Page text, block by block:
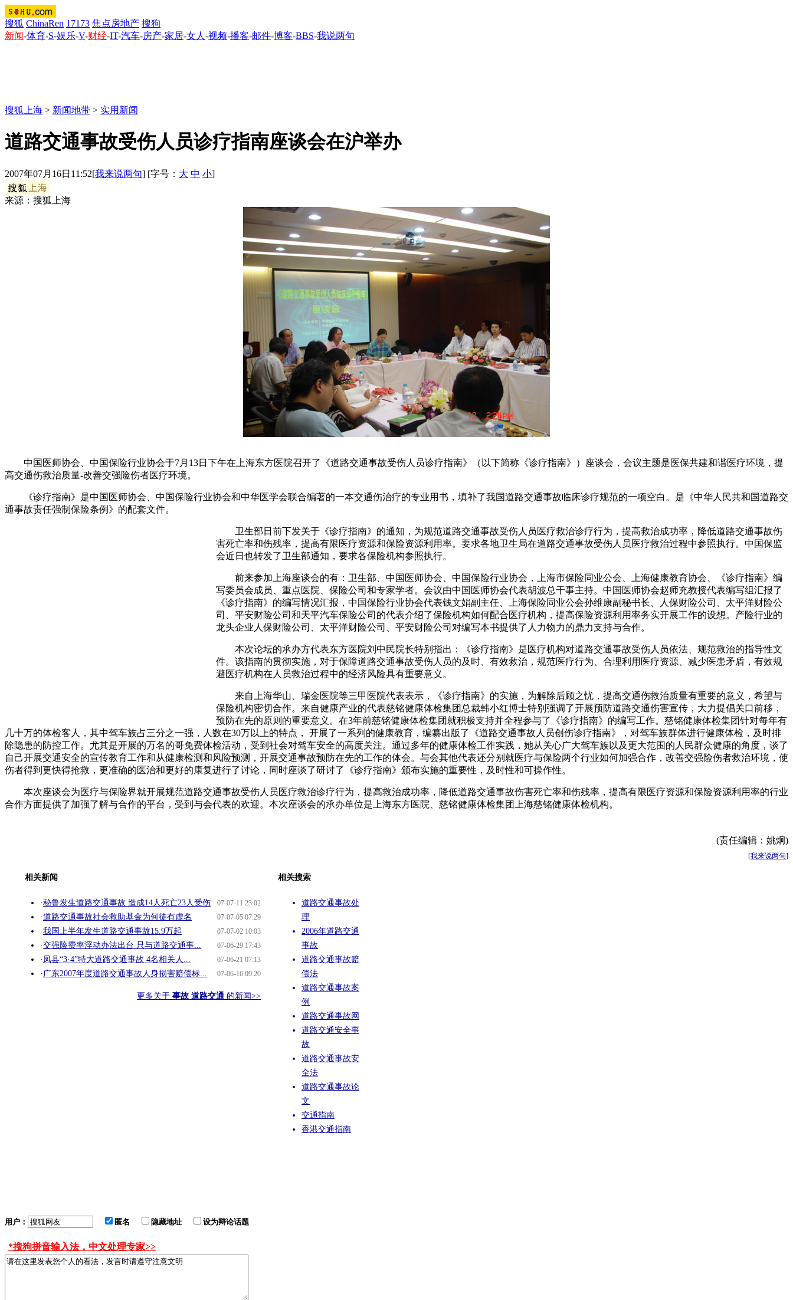
搜狐 ChinaRen 17173 焦点房地产 搜狗
新闻-体育-S-娱乐-V-财经-IT-汽车-房产-家居-女人 -视频-播客-邮件-博客-BBS-我说两句
搜狐上海 > 新闻地带 > 实用新闻
道路交通事故受伤人员诊疗指南座谈会在沪举办
2007年07月16日11:52[我来说两句] [字号： 大 中 小]
来源：搜狐上海
中国医师协会、中国保险行业协会于7月13日下午在上海东方医院召开了《道路交通事故受伤人员诊疗指南》（以下简称《诊疗指南》）座谈会，会议主题是医保共建和谐医疗环境，提
高交通伤救治质量-改善交强险伤者医疗环境。
《诊疗指南》是中国医师协会、中国保险行业协会和中华医学会联合编著的一本交通伤治疗的专业用书，填补了我国道路交通事故临床诊疗规范的一项空白。是《中华人民共和国道路交
通事故责任强制保险条例》的配套文件。
卫生部日前下发关于《诊疗指南》的通知，为规范道路交通事故受伤人员医疗救治诊疗行为，提高救治成功率，降低道路交通事故伤
害死亡率和伤残率，提高有限医疗资源和保险资源利用率。要求各地卫生局在道路交通事故受伤人员医疗救治过程中参照执行。中国保监
会近日也转发了卫生部通知，要求各保险机构参照执行。
前来参加上海座谈会的有：卫生部、中国医师协会、中国保险行业协会，上海市保险同业公会、上海健康教育协会、《诊疗指南》编
写委员会成员、重点医院、保险公司和专家学者。会议由中国医师协会代表胡波总干事主持。中国医师协会赵师充教授代表编写组汇报了
《诊疗指南》的编写情况汇报，中国保险行业协会代表钱文娟副主任、上海保险同业公会孙维康副秘书长、人保财险公司、太平洋财险公
司、平安财险公司和天平汽车保险公司的代表介绍了保险机构如何配合医疗机构，提高保险资源利用率务实开展工作的设想。产险行业的
龙头企业人保财险公司、太平洋财险公司、平安财险公司对编写本书提供了人力物力的鼎力支持与合作。
本次论坛的承办方代表东方医院刘中民院长特别指出：《诊疗指南》是医疗机构对道路交通事故受伤人员依法、规范救治的指导性文
件。该指南的贯彻实施，对于保障道路交通事故受伤人员的及时、有效救治，规范医疗行为、合理利用医疗资源、减少医患矛盾，有效规
避医疗机构在人员救治过程中的经济风险具有重要意义。
来自上海华山、瑞金医院等三甲医院代表表示，《诊疗指南》的实施，为解除后顾之忧，提高交通伤救治质量有重要的意义，希望与
保险机构密切合作。来自健康产业的代表慈铭健康体检集团总裁韩小红博士特别强调了开展预防道路交通伤害宣传，大力提倡关口前移，
预防在先的原则的重要意义。在3年前慈铭健康体检集团就积极支持并全程参与了《诊疗指南》的编写工作。慈铭健康体检集团针对每年有
几十万的体检客人，其中驾车族占三分之一强，人数在30万以上的特点， 开展了一系列的健康教育，编纂出版了《道路交通事故人员创伤诊疗指南》，对驾车族群体进行健康体检，及时排
除隐患的防控工作。尤其是开展的万名的哥免费体检活动，受到社会对驾车安全的高度关注。通过多年的健康体检工作实践，她从关心广大驾车族以及更大范围的人民群众健康的角度，谈了
自己开展交通安全的宣传教育工作和从健康检测和风险预测，开展交通事故预防在先的工作的体会。与会其他代表还分别就医疗与保险两个行业如何加强合作，改善交强险伤者救治环境，使
伤者得到更快得抢救，更准确的医治和更好的康复进行了讨论，同时座谈了研讨了《诊疗指南》颁布实施的重要性，及时性和可操作性。
本次座谈会为医疗与保险界就开展规范道路交通事故受伤人员医疗救治诊疗行为，提高救治成功率，降低道路交通事故伤害死亡率和伤残率，提高有限医疗资源和保险资源利用率的行业
合作方面提供了加强了解与合作的平台，受到与会代表的欢迎。本次座谈会的承办单位是上海东方医院、慈铭健康体检集团上海慈铭健康体检机构。
(责任编辑：姚炯)
[我来说两句]
相关新闻
07-07-11 23:02
·秘鲁发生道路交通事故 造成14人死亡23人受伤
07-07-05 07:29
·道路交通事故社会救助基金为何徒有虚名
07-07-02 10:03
·我国上半年发生道路交通事故15.9万起
07-06-29 17:43
·交强险费率浮动办法出台 只与道路交通事...
07-06-21 07:13
· 凤县“3·4”特大道路交通事故 4名相关人...
07-06-16 09:20
· 广东2007年度道路交通事故人身损害赔偿标...
更多关于 事故 道路交通 的新闻>>
相关搜索
道路交通事故处
理
2006年道路交通
事故
道路交通事故赔
偿法
道路交通事故案
例
道路交通事故网
道路交通安全事
故
道路交通事故安
全法
道路交通事故论
文
交通指南
香港交通指南
用户： 匿名 隐藏地址 设为辩论话题
*搜狗拼音输入法，中文处理专家>>